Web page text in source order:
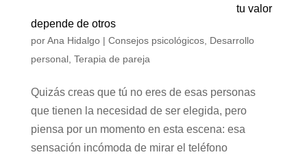
tu valor
depende de otros
porAna Hidalgo| Consejos psicológicos, Desarrollo
personal, Terapia de pareja
Quizás creas que tú no eres de esas personas
que tienen la necesidad de ser elegida, pero
piensa por un momento en esta escena: esa
sensación incómoda de mirar el teléfono